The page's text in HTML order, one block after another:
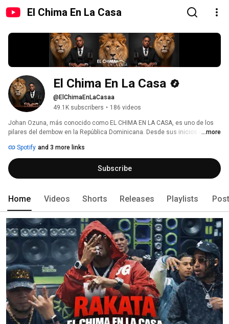
El Chima En La Casa
El Chima En La Casa
@ElChimaEnLaCasaa
49.1K subscribers • 186 videos
Johan Ozuna, más conocido como EL CHIMA EN LA CASA, es uno de los
pilares del dembow en la República Dominicana. Desde sus inicios en
privilegiado dentro de la música, gracias a que sus composiciones
contienen letras jocosas y pegadizas.
...more
Spotify and 3 more links
Subscribe
Home Videos Shorts Releases Playlists